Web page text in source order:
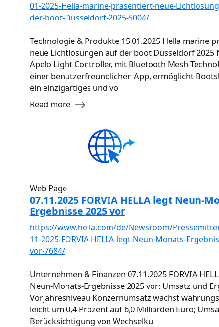
01-2025-Hella-marine-prasentiert-neue-
der-boot-Dusseldorf-2025-5004/
Technologie & Produkte 15.01.2025 Hella marine
neue Lichtlösungen auf der boot Düsseldorf 2025
Apelo Light Controller, mit Bluetooth Mesh-
einer benutzerfreundlichen App, ermöglicht
ein einzigartiges und vo
Read more
Web Page
07.11.2025 FORVIA HELLA legt Neun-
Ergebnisse 2025 vor
https://www.hella.com/de/Newsroom/
11-2025-FORVIA-HELLA-legt-Neun-Monats-
vor-7684/
Unternehmen & Finanzen 07.11.2025 FORVIA
Neun-Monats-Ergebnisse 2025 vor: Umsatz und
Vorjahresniveau Konzernumsatz wächst
leicht um 0,4 Prozent auf 6,0 Milliarden Euro;
Berücksichtigung von Wechselku